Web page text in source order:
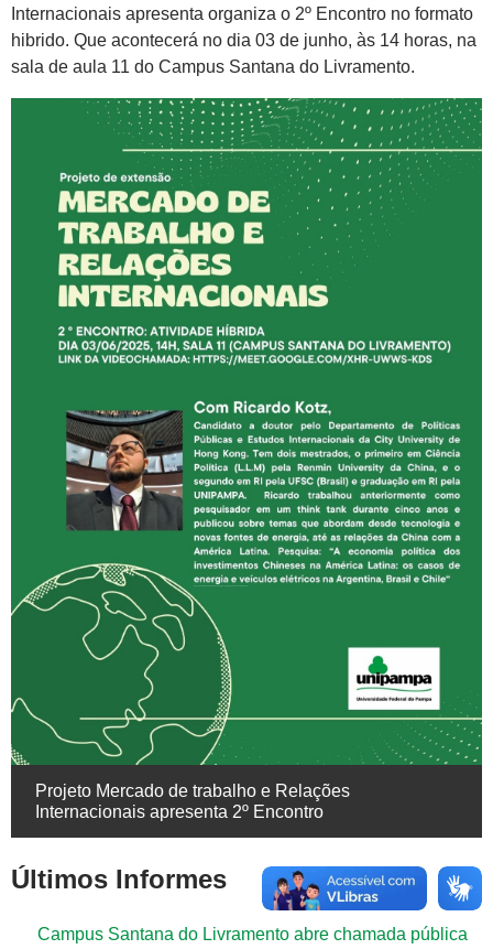
Internacionais apresenta organiza o 2º Encontro no formato
hibrido. Que acontecerá no dia 03 de junho, às 14 horas, na
sala de aula 11 do Campus Santana do Livramento.
Projeto Mercado de trabalho e Relações
Internacionais apresenta 2º Encontro
Últimos Informes
Campus Santana do Livramento abre chamada pública